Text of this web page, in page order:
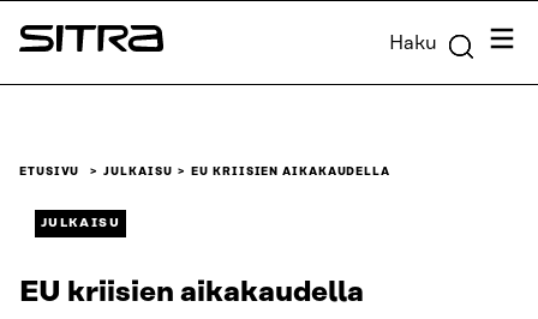
Siirry
suoraan
Sitra Haku
ETUSIVU JULKAISU EU KRIISIEN AIKAKAUDELLA
JULKAISU
EU kriisien aikakaudella